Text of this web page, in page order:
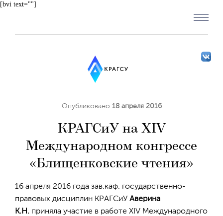
[bvi text=""]
Опубликовано 18 апреля 2016
КРАГСиУ на XIV
Международном конгрессе
«Блищенковские чтения»
16 апреля 2016 года зав.каф. государственно-
правовых дисциплин КРАГСиУ Аверина
К.Н. приняла участие в работе XIV Международного